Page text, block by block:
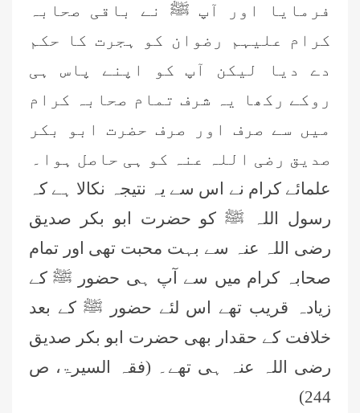
فرمایا اور آپ ﷺ نے باقی صحابہ
کرام علیہم رضوان کو ہجرت کا حکم
دے دیا لیکن آپ کو اپنے پاس ہی
روکے رکھا یہ شرف تمام صحابہ کرام
میں سے صرف اور صرف حضرت ابو بکر
صدیق رضی اللہ عنہ کو ہی حاصل ہوا۔
علمائے کرام نے اس سے یہ نتیجہ نکالا ہے کہ
رسول اللہ ﷺ کو حضرت ابو بکر صدیق
رضی اللہ عنہ سے بہت محبت تھی اور تمام
صحابہ کرام میں سے آپ ہی حضور ﷺ کے
زیادہ قریب تھے اس لئے حضور ﷺ کے بعد
خلافت کے حقدار بھی حضرت ابو بکر صدیق
رضی اللہ عنہ ہی تھے۔ (فقہ السیرۃ، ص
244)